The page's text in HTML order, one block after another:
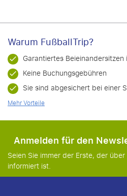
Warum FußballTrip?
Garantiertes Beieinandersitzen
Keine Buchungsgebühren
Sie sind abgesichert bei einer
Mehr Vorteile
Anmelden für den
Seien Sie immer der Erste, der
informiert ist.